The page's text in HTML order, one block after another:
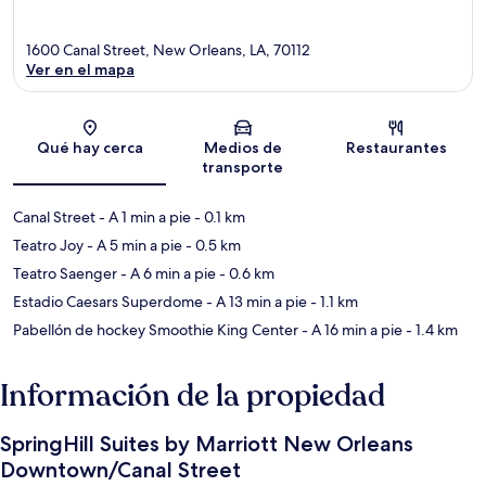
Sección del mapa
1600 Canal Street, New Orleans, LA, 70112
Ver en el mapa
Qué hay cerca
Medios de
transporte
Restaurantes
Canal Street- A 1 min a pie- 0.1 km
Teatro Joy- A 5 min a pie- 0.5 km
Teatro Saenger- A 6 min a pie- 0.6 km
Estadio Caesars Superdome- A 13 min a pie- 1.1 km
Pabellón de hockey Smoothie King Center- A 16 min a pie- 1.4 km
Información de la propiedad
SpringHill Suites by Marriott New Orleans
Downtown/Canal Street